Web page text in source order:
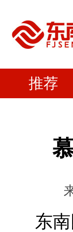
推荐
东